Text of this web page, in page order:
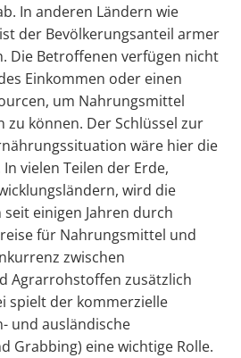
In anderen Ländern wie
der Bevölkerungsanteil armer
Die Betroffenen verfügen nicht
Einkommen oder einen
um Nahrungsmittel
zu können. Der Schlüssel zur
wäre hier die
vielen Teilen der Erde,
wird die
einigen Jahren durch
für Nahrungsmittel und
zwischen
Agrarrohstoffen zusätzlich
spielt der kommerzielle
und ausländische
Grabbing) eine wichtige Rolle.